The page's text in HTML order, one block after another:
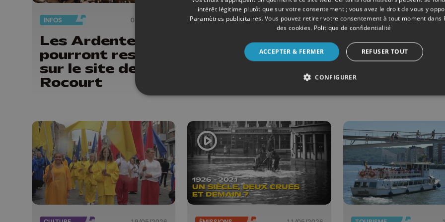
INFOS 02/07/2026
Les Ardentes
pourront rester
sur le site de
Rocourt
EVÈNEMENTS 30/06/2026
Les Ardentes :
J-2 avant le
JUDICIAIRE
Des
anti-
Ardentes
intérêt légitime plutôt que sur votre consentement ; vous avez le droit de vous y
Paramètres publicitaires. Vous pouvez retirer votre consentement à tout moment dans
des cookies. Politique de confidentialité
ACCEPTER & FERMER REFUSER TOUT
CONFIGURER